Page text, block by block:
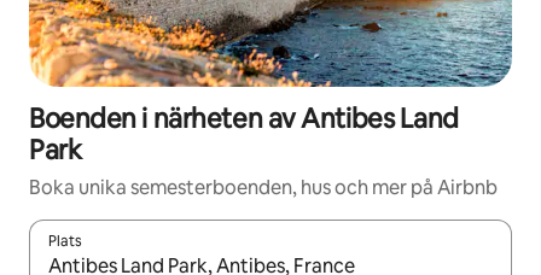
Boenden i närheten av Antibes Land
Park
Boka unika semesterboenden, hus och mer på Airbnb
Plats
När resultaten är tillgängliga kan du navigera med upp- och